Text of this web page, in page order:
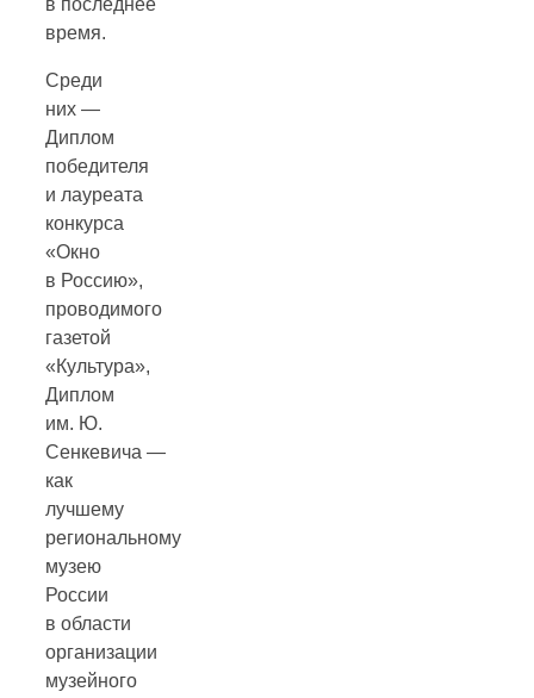
в последнее
время.
Среди
них —
Диплом
победителя
и лауреата
конкурса
«Окно
в Россию»,
проводимого
газетой
«Культура»,
Диплом
им. Ю.
Сенкевича —
как
лучшему
региональному
музею
России
в области
организации
музейного